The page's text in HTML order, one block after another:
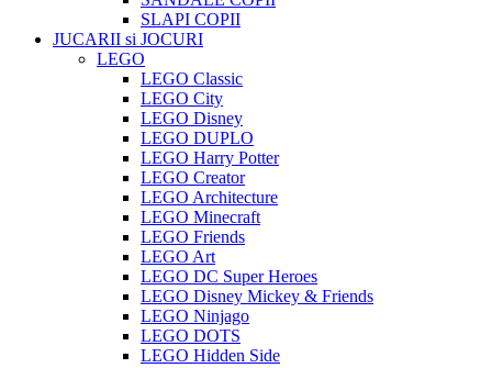
SLAPI COPII
JUCARII si JOCURI
LEGO
LEGO Classic
LEGO City
LEGO Disney
LEGO DUPLO
LEGO Harry Potter
LEGO Creator
LEGO Architecture
LEGO Minecraft
LEGO Friends
LEGO Art
LEGO DC Super Heroes
LEGO Disney Mickey & Friends
LEGO Ninjago
LEGO DOTS
LEGO Hidden Side